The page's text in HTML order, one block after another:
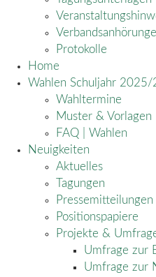
Protokolle
Home
Wahlen Schuljahr 2025/
Wahltermine
Muster & Vorlagen
FAQ | Wahlen
Neuigkeiten
Aktuelles
Tagungen
Pressemitteilungen
Positionspapiere
Projekte &
Umfrage zur
Umfrage zur